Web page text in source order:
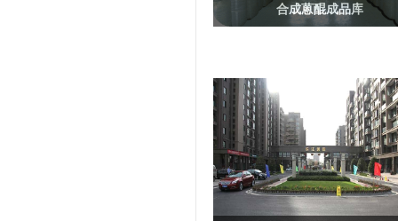
合成蒽醌成品库